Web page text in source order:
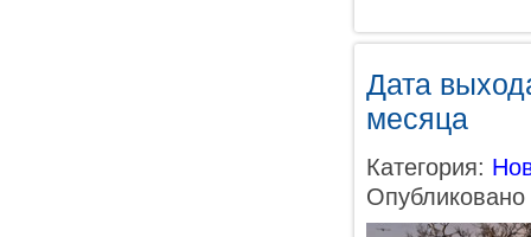
Дата
месяца
Категория: